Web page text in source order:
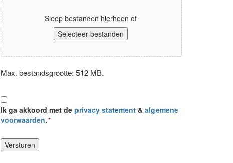
Sleep bestanden hierheen of
Selecteer bestanden
Max. bestandsgrootte: 512 MB.
Privacyverklaring
*
Ik ga akkoord met de privacy statement & algemene
voorwaarden.*